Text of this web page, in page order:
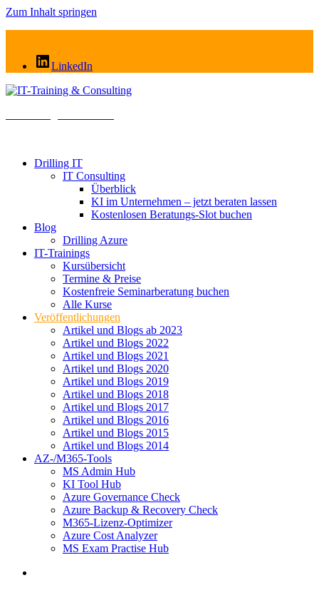
Zum Inhalt springen
LinkedIn
Drilling IT
IT Consulting
Überblick
KI im Unternehmen – jetzt beraten lassen
Kostenlosen Beratungs-Slot buchen
Blog
Drilling Azure
IT-Trainings
Kursübersicht
Termine & Preise
Kostenfreie Seminarberatung buchen
Alle Kurse
Veröffentlichungen
Artikel und Blogs ab 2023
Artikel und Blogs 2022
Artikel und Blogs 2021
Artikel und Blogs 2020
Artikel und Blogs 2019
Artikel und Blogs 2018
Artikel und Blogs 2017
Artikel und Blogs 2016
Artikel und Blogs 2015
Artikel und Blogs 2014
AZ-/M365-Tools
MS Admin Hub
KI Tool Hub
Azure Governance Check
Azure Backup & Recovery Check
M365-Lizenz-Optimizer
Azure Cost Analyzer
MS Exam Practise Hub